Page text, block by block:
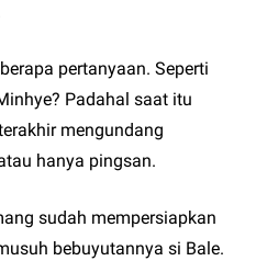
pertanyaan. Seperti
Padahal saat itu
mengundang
hanya pingsan.
sudah mempersiapkan
bebuyutannya si Bale.